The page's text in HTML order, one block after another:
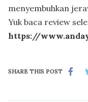
menyembuhkan
Yuk baca review
https://
SHARE THIS POST